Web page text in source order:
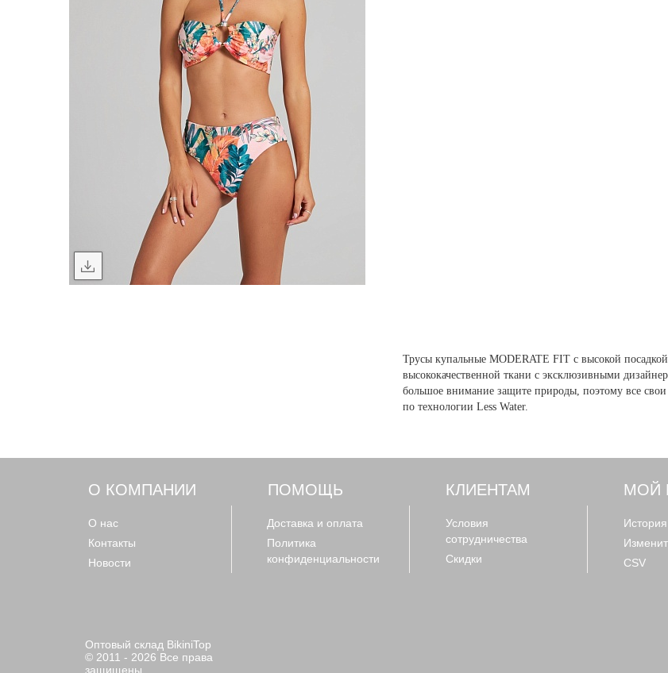
Трусы купальные MODERATE FIT с высокой
высококачественной ткани с эксклюзивными
большое внимание защите природы, поэтому все
по технологии Less Water.
О КОМПАНИИ
О нас
Контакты
Новости
ПОМОЩЬ
Доставка и оплата
Политика
конфиденциальности
КЛИЕНТАМ
Условия
сотрудничества
Скидки
МОЙ
CSV
Оптовый склад BikiniTop
© 2011 - 2026 Все права
защищены